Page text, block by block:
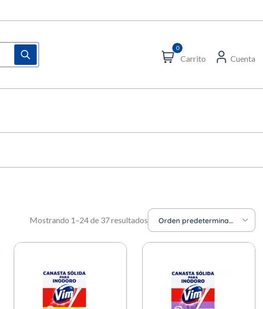
0
Carrito Cuenta
Mostrando 1–24 de 37 resultados Orden predeterminado